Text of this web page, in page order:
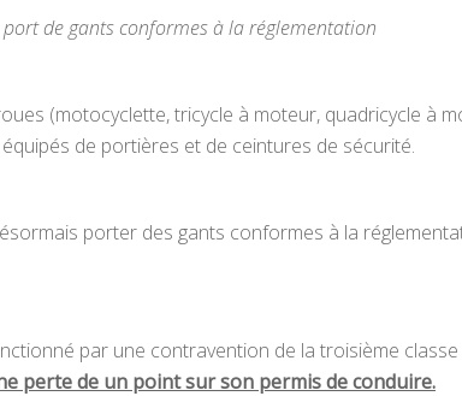
de gants conformes à la réglementation
(motocyclette, tricycle à moteur, quadricycle à
de portières et de ceintures de sécurité.
porter des gants conformes à la
par une contravention de la troisième
perte de un point sur son permis de conduire.